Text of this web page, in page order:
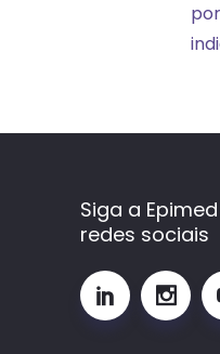
é,
e
que
monitorar
Siga a
redes sociais